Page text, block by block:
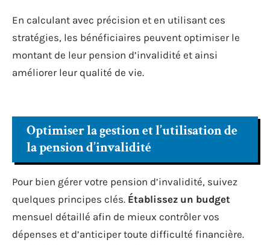
En calculant avec précision et en utilisant ces
stratégies, les bénéficiaires peuvent optimiser le
montant de leur pension d’invalidité et ainsi
améliorer leur qualité de vie.
Optimiser la gestion et l’utilisation de
la pension d’invalidité
Pour bien gérer votre pension d’invalidité, suivez
quelques principes clés. Établissez un budget
mensuel détaillé afin de mieux contrôler vos
dépenses et d’anticiper toute difficulté financière.